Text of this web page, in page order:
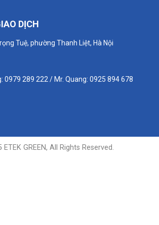
DỊCH
Tuệ, phường Thanh Liệt, Hà Nội
0979 289 222 / Mr. Quang: 0925 894 678
GREEN, All Rights Reserved.